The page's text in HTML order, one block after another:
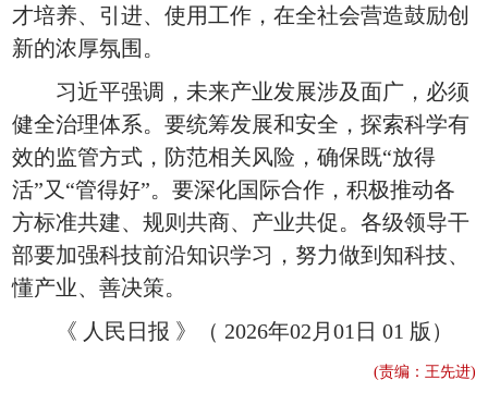
才培养、引进、使用工作，在全社会营造鼓励创
新的浓厚氛围。
习近平强调，未来产业发展涉及面广，必须
健全治理体系。要统筹发展和安全，探索科学有
效的监管方式，防范相关风险，确保既“放得
活”又“管得好”。要深化国际合作，积极推动各
方标准共建、规则共商、产业共促。各级领导干
部要加强科技前沿知识学习，努力做到知科技、
懂产业、善决策。
《 人民日报 》（ 2026年02月01日 01 版）
(责编：王先进)